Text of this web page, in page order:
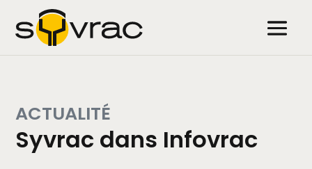
ACTUALITÉ
Syvrac dans Infovrac